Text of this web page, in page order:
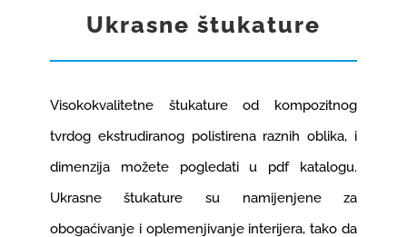
REFERENCE
KARIJERE
KONTAKT
Ukrasne štukature
Visokokvalitetne štukature od kompozitnog
tvrdog ekstrudiranog polistirena raznih oblika, i
dimenzija možete pogledati u pdf katalogu.
Ukrasne štukature su namijenjene za
obogaćivanje i oplemenjivanje interijera, tako da